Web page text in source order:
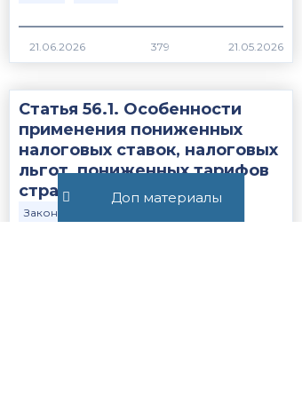
Доп материалы
379
Статья 56.1. Особенности
применения пониженных
налоговых ставок, налоговых
льгот, пониженных тарифов
страховых взносов н...
Закон